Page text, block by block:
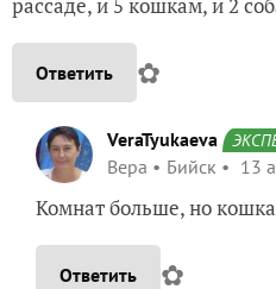
Ответить ✿
VeraTyukaeva
Вера Бийск 13
Комнат больше, но
Ответить ✿